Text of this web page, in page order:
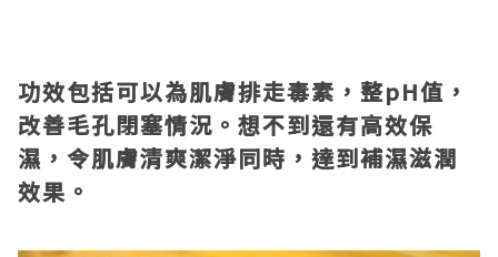
功效包括可以為肌膚排走毒素，整pH值，
改善毛孔閉塞情況。想不到還有高效保
濕，令肌膚清爽潔淨同時，達到補濕滋潤
效果。